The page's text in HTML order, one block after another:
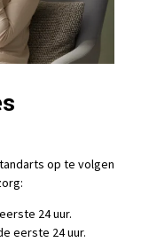
op te volgen
24 uur.
eerste 24 uur.